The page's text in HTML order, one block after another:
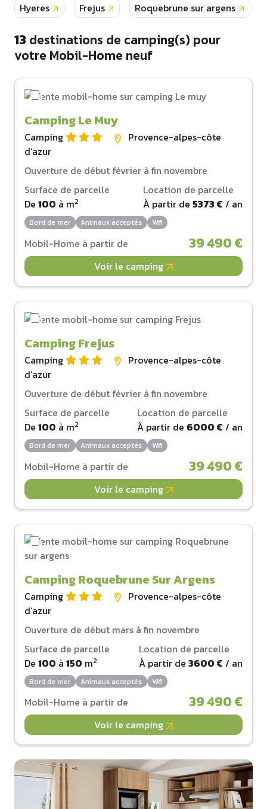
Hyeres Frejus Roquebrune sur argens
13destinations de camping(s) pour
votre Mobil-Home neuf
Camping Le Muy
Camping
Provence-alpes-côte
d‘azur
Ouverture de début février à fin novembre
Surface de parcelle
De 100 à m2
Location de parcelle
À partir de 5373 € / an
Bord de mer Animaux acceptés Wifi
Mobil-Home à partir de 39 490 €
Voir le camping
Camping Frejus
Camping
Provence-alpes-côte
d‘azur
Ouverture de début février à fin novembre
Surface de parcelle
De 100 à m2
Location de parcelle
À partir de 6000 € / an
Bord de mer Animaux acceptés Wifi
Mobil-Home à partir de 39 490 €
Voir le camping
Camping Roquebrune Sur Argens
Camping
Provence-alpes-côte
d‘azur
Ouverture de début mars à fin novembre
Surface de parcelle
De 100 à 150 m2
Location de parcelle
À partir de 3600 € / an
Bord de mer Animaux acceptés Wifi
Mobil-Home à partir de 39 490 €
Voir le camping